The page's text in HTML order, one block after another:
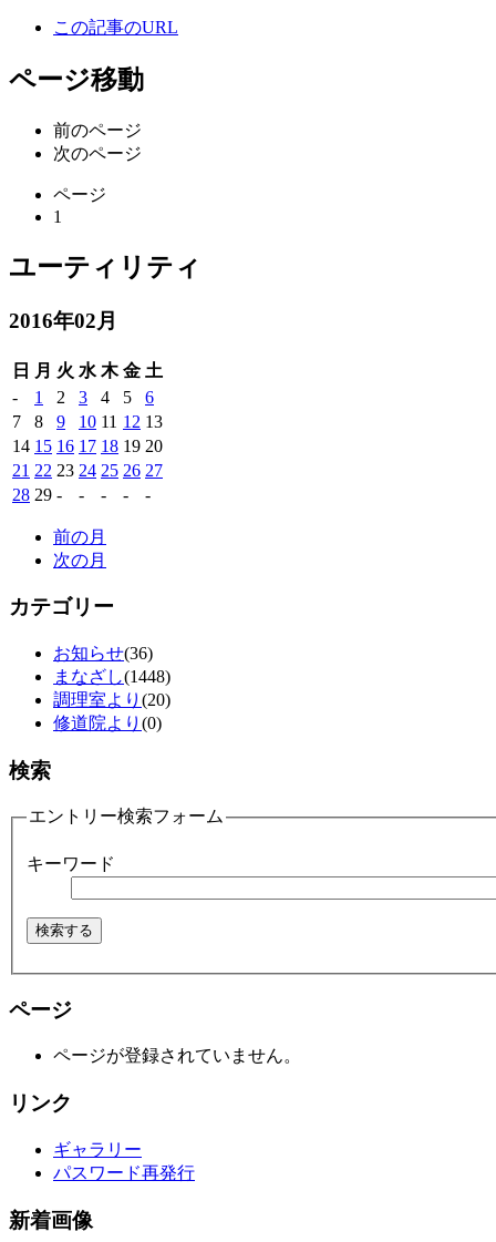
この記事のURL
ページ移動
前のページ
次のページ
ページ
1
ユーティリティ
2016年02月
日 月 火 水 木 金 土
-
1 2 3 4 5
6
7
8 9 10 11 12 13
14 15 16 17 18 19 20
21 22 23 24 25 26 27
28 29 - - - - -
前の月
次の月
カテゴリー
お知らせ(36)
まなざし(1448)
調理室より (20)
修道院より (0)
検索
エントリー検索フォーム
キーワード
ページ
ページが登録されていません。
リンク
ギャラリー
パスワード再発行
新着画像